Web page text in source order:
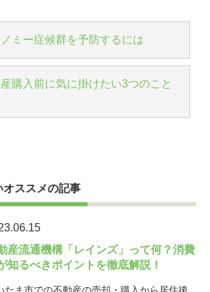
ミー症候群を予防するには
購入前に気に掛けたい3つのこと
ススメの記事
産流通機構「レインズ」って何？消費
知るべきポイントを徹底解説！
たま市での不動産の売却・購入から居住後